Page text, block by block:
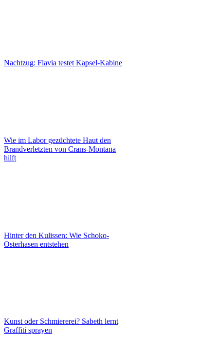
Nachtzug: Flavia testet Kapsel-Kabine
Wie im Labor gezüchtete Haut den
Brandverletzten von Crans-Montana
hilft
Hinter den Kulissen: Wie Schoko-
Osterhasen entstehen
Kunst oder Schmiererei? Sabeth lernt
Graffiti sprayen